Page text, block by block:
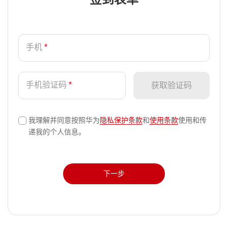
手机 *
手机验证码 * 获取验证码
我理解并同意按照华为隐私保护条款和使用条款使用和传
递我的个人信息。
下一步